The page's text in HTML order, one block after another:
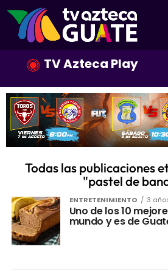
TV Azteca Play
Todas las publicaciones
"pastel de
ENTRETENIMIENTO 3
Uno de los 10
mundo y es de